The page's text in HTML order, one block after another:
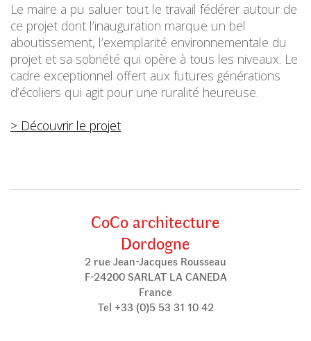
Le maire a pu saluer tout le travail fédérer autour de
ce projet dont l’inauguration marque un bel
aboutissement, l’exemplarité environnementale du
projet et sa sobriété qui opère à tous les niveaux. Le
cadre exceptionnel offert aux futures générations
d’écoliers qui agit pour une ruralité heureuse.
> Découvrir le projet
CoCo architecture
Dordogne
2 rue Jean-Jacques Rousseau
F-24200 SARLAT LA CANEDA
France
Tel +33 (0)5 53 31 10 42